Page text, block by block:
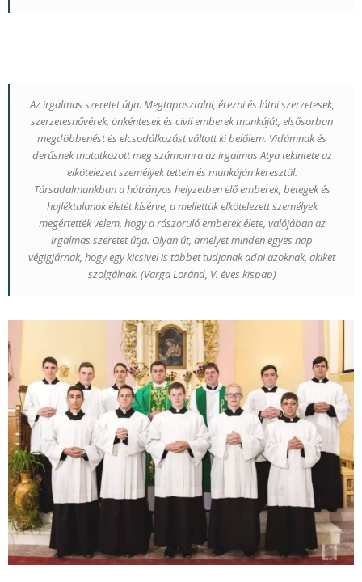
Az irgalmas szeretet útja. Megtapasztalni, érezni és látni szerzetesek,
szerzetesnővérek, önkéntesek és civil emberek munkáját, elsősorban
megdöbbenést és elcsodálkozást váltott ki belőlem. Vidámnak és
derűsnek mutatkozott meg számomra az irgalmas Atya tekintete az
elkötelezett személyek tettein és munkáján keresztül.
Társadalmunkban a hátrányos helyzetben elő emberek, betegek és
hajléktalanok életét kísérve, a mellettük elkötelezett személyek
megértették velem, hogy a rászoruló emberek élete, valójában az
irgalmas szeretet útja. Olyan út, amelyet minden egyes nap
végigjárnak, hogy egy kicsivel is többet tudjanak adni azoknak, akiket
szolgálnak. (Varga Loránd, V. éves kispap)